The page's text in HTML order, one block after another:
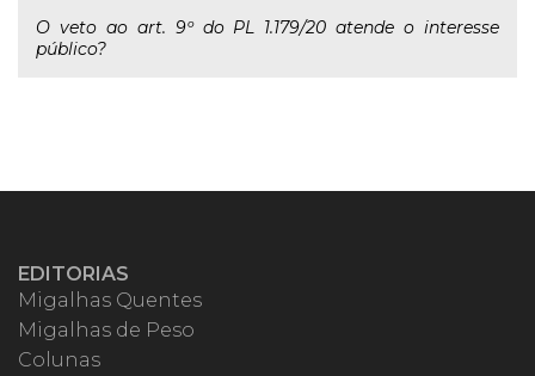
O veto ao art. 9º do PL 1.179/20 atende o interesse
público?
EDITORIAS
Migalhas Quentes
Migalhas de Peso
Colunas